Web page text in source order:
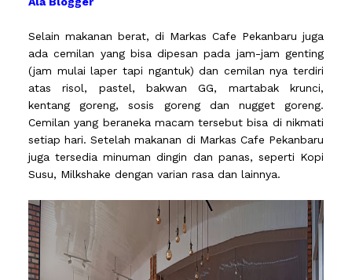
Selain makanan berat, di Markas Cafe Pekanbaru juga
ada cemilan yang bisa dipesan pada jam-jam genting
(jam mulai laper tapi ngantuk) dan cemilan nya terdiri
atas risol, pastel, bakwan GG, martabak krunci,
kentang goreng, sosis goreng dan nugget goreng.
Cemilan yang beraneka macam tersebut bisa di nikmati
setiap hari. Setelah makanan di Markas Cafe Pekanbaru
juga tersedia minuman dingin dan panas, seperti Kopi
Susu, Milkshake dengan varian rasa dan lainnya.